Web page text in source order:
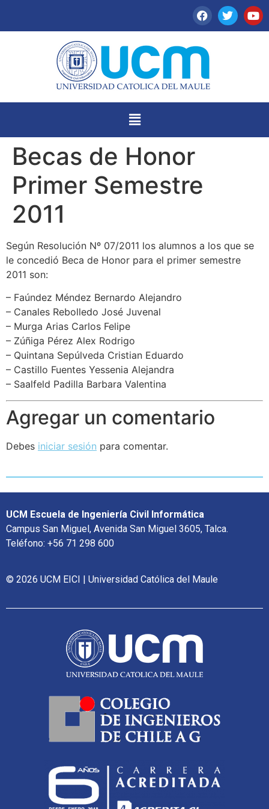
Becas de Honor
Primer Semestre
2011
Según Resolución Nº 07/2011 los alumnos a los que se
le concedió Beca de Honor para el primer semestre
2011 son:
– Faúndez Méndez Bernardo Alejandro
– Canales Rebolledo José Juvenal
– Murga Arias Carlos Felipe
– Zúñiga Pérez Alex Rodrigo
– Quintana Sepúlveda Cristian Eduardo
– Castillo Fuentes Yessenia Alejandra
– Saalfeld Padilla Barbara Valentina
Agregar un comentario
Debes iniciar sesión para comentar.
UCM Escuela de Ingeniería Civil Informática
Campus San Miguel, Avenida San Miguel 3605, Talca.
Teléfono: +56 71 298 600
© 2026 UCM EICI | Universidad Católica del Maule